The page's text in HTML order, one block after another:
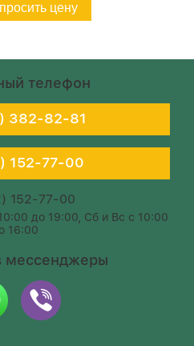
цену
телефон
382-82-81
152-77-00
152-77-00
до 19:00, Сб и Вс с 10:00
16:00
мессенджеры